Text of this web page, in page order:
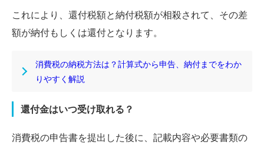
これにより、還付税額と納付税額が相殺されて、その差
額が納付もしくは還付となります。
消費税の納税方法は？計算式から申告、納付までをわか
りやすく解説
還付金はいつ受け取れる？
消費税の申告書を提出した後に、記載内容や必要書類の